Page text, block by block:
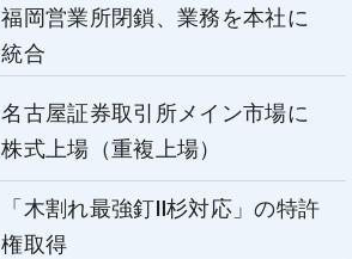
福岡営業所閉鎖、業務を本社に
統合
名古屋証券取引所メイン市場に
株式上場（重複上場）
「木割れ最強釘Ⅱ杉対応」の特許
権取得